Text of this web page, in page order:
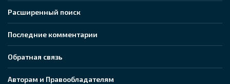
Расширенный поиск
Последние комментарии
Обратная связь
Авторам и Правообладателям